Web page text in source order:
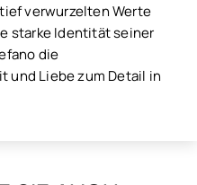
verwurzelten Werte
starke Identität seiner
die
und Liebe zum Detail in